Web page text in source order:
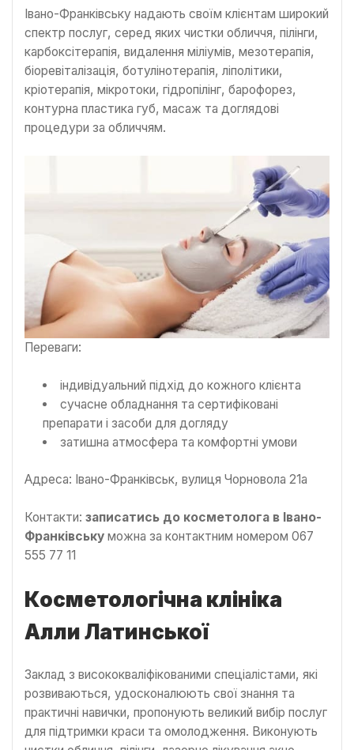
Івано-Франківську надають своїм клієнтам широкий
спектр послуг, серед яких чистки обличчя, пілінги,
карбоксітерапія, видалення міліумів, мезотерапія,
біоревіталізація, ботулінотерапія, ліполітики,
кріотерапія, мікротоки, гідропілінг, барофорез,
контурна пластика губ, масаж та доглядові
процедури за обличчям.
Переваги:
індивідуальний підхід до кожного клієнта
сучасне обладнання та сертифіковані
препарати і засоби для догляду
затишна атмосфера та комфортні умови
Адреса: Івано-Франківськ, вулиця Чорновола 21а
Контакти: записатись до косметолога в Івано-
Франківську можна за контактним номером 067
555 77 11
Косметологічна клініка
Алли Латинської
Заклад з висококваліфікованими спеціалістами, які
розвиваються, удосконалюють свої знання та
практичні навички, пропонують великий вибір послуг
для підтримки краси та омолодження. Виконують